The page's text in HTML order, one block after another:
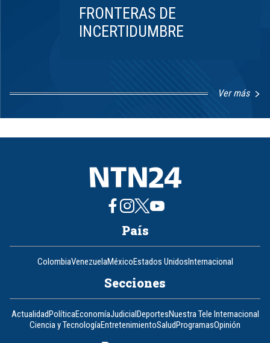
FRONTERAS DE
INCERTIDUMBRE
Ver más
1
8
País
ColombiaVenezuelaMéxicoEstados UnidosInternacional
Secciones
ActualidadPolíticaEconomíaJudicialDeportesNuestra Tele Internacional
Ciencia y TecnologíaEntretenimientoSaludProgramasOpinión